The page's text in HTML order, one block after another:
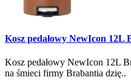
Kosz pedałowy NewIcon 12L
Kosz pedałowy NewIcon 12L
na śmieci firmy Brabantia dzię..